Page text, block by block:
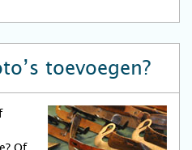
toevoegen?